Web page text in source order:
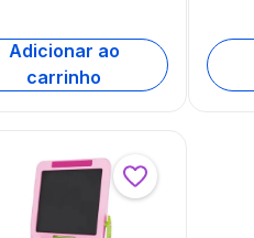
Adicionar ao
carrinho